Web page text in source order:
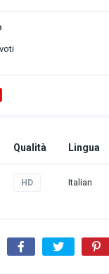
Qualità Lingua
HD Italian